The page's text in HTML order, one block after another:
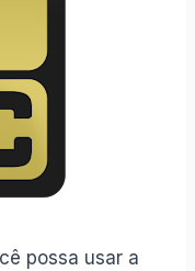
possa usar a